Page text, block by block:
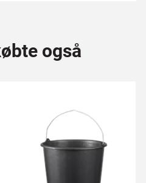
også